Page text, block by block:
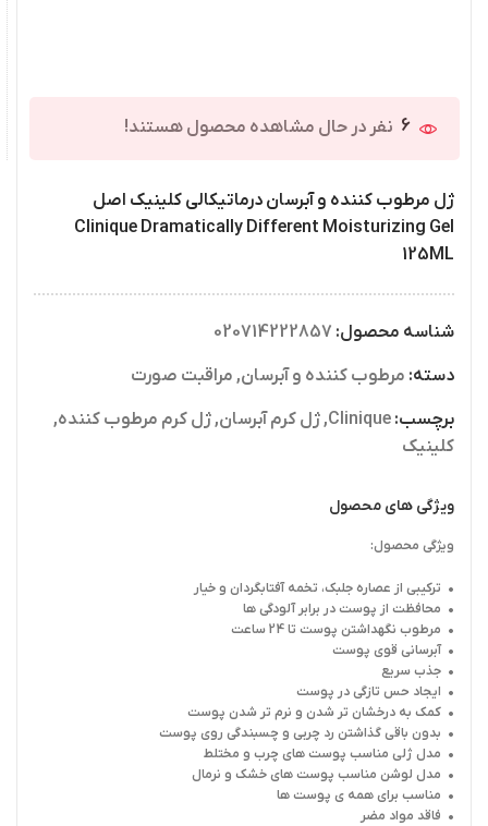
6 نفر در حال مشاهده محصول هستند!
ژل مرطوب کننده و آبرسان درماتیکالی کلینیک اصل
Clinique Dramatically Different Moisturizing Gel
125ML
شناسه محصول: 020714222857
دسته: مرطوب کننده و آبرسان, مراقبت صورت
برچسب: Clinique
, ژل کرم آبرسان, ژل کرم مرطوب کننده,
کلینیک
ویژگی های محصول
ویژگی محصول:
• ترکیبی از عصاره جلبک، تخمه آفتابگردان و خیار
• محافظت از پوست در برابر آلودگی ها
• مرطوب نگهداشتن پوست تا 24 ساعت
• آبرسانی قوی پوست
• جذب سریع
• ایجاد حس تازگی در پوست
• کمک به درخشان تر شدن و نرم تر شدن پوست
• بدون باقی گذاشتن رد چربی و چسبندگی روی پوست
• مدل ژلی مناسب پوست های چرب و مختلط
• مدل لوشن مناسب پوست های خشک و نرمال
• مناسب برای همه ی پوست ها
• فاقد مواد مضر